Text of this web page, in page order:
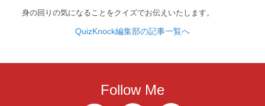
身の回りの気になることをクイズでお伝えいたします。
QuizKnock編集部の記事一覧へ
Follow Me